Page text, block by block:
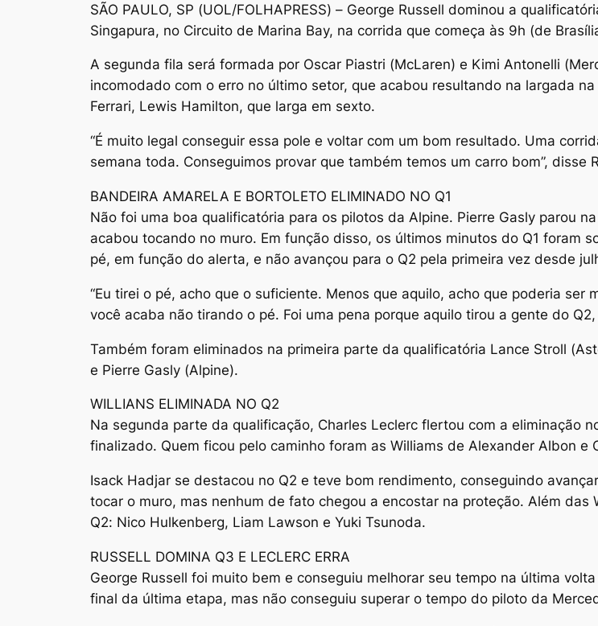
SÃO PAULO, SP (UOL/FOLHAPRESS) – George Russell dominou a
Singapura, no Circuito de Marina Bay, na corrida que começa às 9h (de
A segunda fila será formada por Oscar Piastri (McLaren) e Kimi Antonelli
incomodado com o erro no último setor, que acabou resultando na largada
Ferrari, Lewis Hamilton, que larga em sexto.
“É muito legal conseguir essa pole e voltar com um bom resultado. Uma
semana toda. Conseguimos provar que também temos um carro bom”, disse
BANDEIRA AMARELA E BORTOLETO ELIMINADO NO Q1
Não foi uma boa qualificatória para os pilotos da Alpine. Pierre Gasly parou
acabou tocando no muro. Em função disso, os últimos minutos do Q1 foram
pé, em função do alerta, e não avançou para o Q2 pela primeira vez desde
“Eu tirei o pé, acho que o suficiente. Menos que aquilo, acho que poderia
você acaba não tirando o pé. Foi uma pena porque aquilo tirou a gente do
Também foram eliminados na primeira parte da qualificatória Lance Stroll
e Pierre Gasly (Alpine).
WILLIANS ELIMINADA NO Q2
Na segunda parte da qualificação, Charles Leclerc flertou com a eliminação
finalizado. Quem ficou pelo caminho foram as Williams de Alexander Albon e
Isack Hadjar se destacou no Q2 e teve bom rendimento, conseguindo
tocar o muro, mas nenhum de fato chegou a encostar na proteção. Além
Q2: Nico Hulkenberg, Liam Lawson e Yuki Tsunoda.
RUSSELL DOMINA Q3 E LECLERC ERRA
George Russell foi muito bem e conseguiu melhorar seu tempo na última
final da última etapa, mas não conseguiu superar o tempo do piloto da